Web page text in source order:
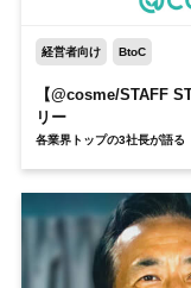
経営者向け BtoC
【@cosme/STAFF
リー
各業界トップの3社長が語る